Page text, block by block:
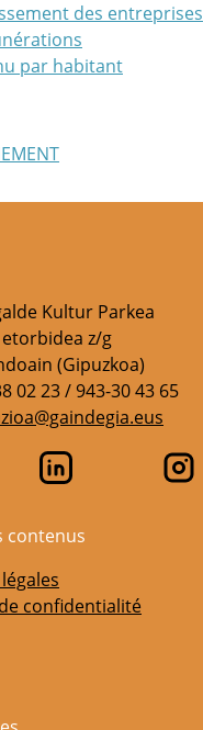
des entreprises
par habitant
Kultur Parkea
z/g
(Gipuzkoa)
02 23 / 943-30 43 65
contenus
confidentialité